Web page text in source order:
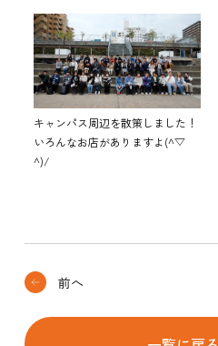
キャンパス周辺を散策しました！
いろんなお店がありますよ(^▽
^)/
前へ